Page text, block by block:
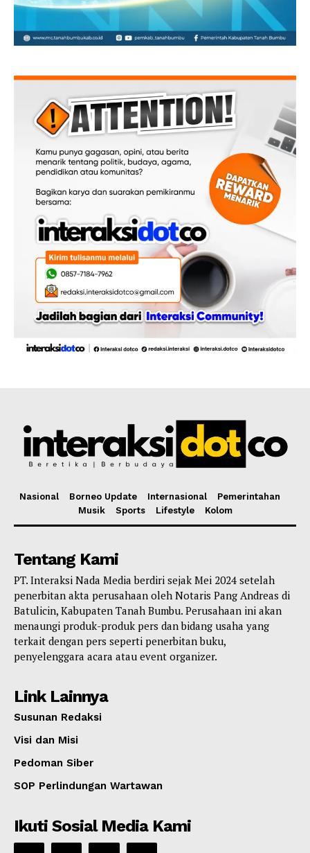
Nasional Borneo Update Internasional
Pemerintahan
Musik
Sports Lifestyle Kolom
Tentang Kami
PT. Interaksi Nada Media berdiri sejak Mei 2024 setelah
penerbitan akta perusahaan oleh Notaris Pang Andreas di
Batulicin, Kabupaten Tanah Bumbu. Perusahaan ini akan
menaungi produk-produk pers dan bidang usaha yang
terkait dengan pers seperti penerbitan buku,
penyelenggara acara atau event organizer.
Link Lainnya
Susunan Redaksi
Visi dan Misi
Pedoman Siber
SOP Perlindungan Wartawan
Ikuti Sosial Media Kami